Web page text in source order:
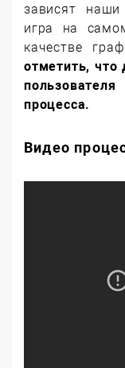
зависят
игра на
качестве
отметить, что
процесса.
Видео